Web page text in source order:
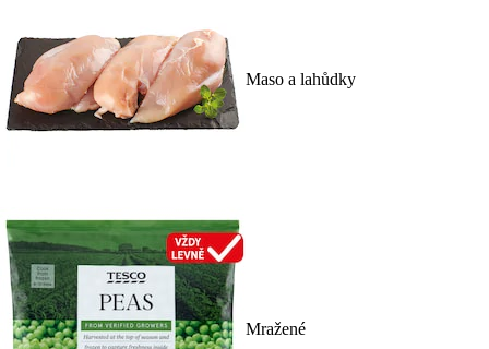
Maso a lahůdky
Mražené